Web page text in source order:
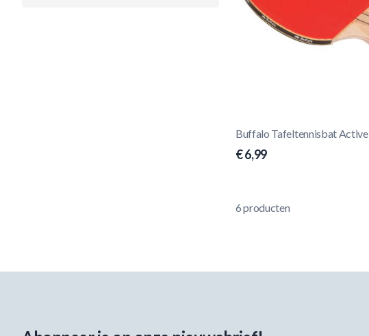
Buffalo Tafeltennisbat Active
€ 6,99
6producten